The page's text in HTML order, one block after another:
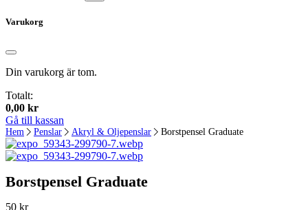
Varukorg
Din varukorg är tom.
Totalt:
0,00 kr
Gå till kassan
Hem Penslar Akryl & Oljepenslar Borstpensel Graduate
Borstpensel Graduate
50 kr